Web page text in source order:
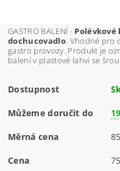
GASTRO BALENÍ - Polévkové
dochucovadlo. Vhodné pro
gastro provozy. Produkt je
balení v plastové lahvi se
Dostupnost
Můžeme doručit do
Měrná cena
Cena